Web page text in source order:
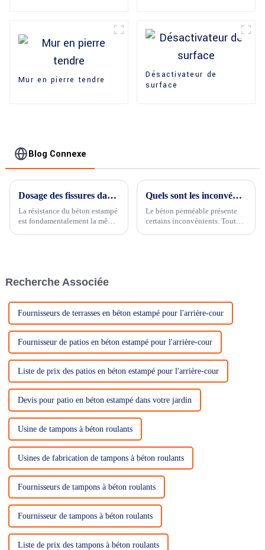
Mur en pierre tendre
Désactivateur de
surface
Blog Connexe
Dosage des fissures dans le béton ?
La résistance du béton estampé
est fondamentalement la même
Quels sont les inconvénients du béton perméable ?
Le béton perméable présente
certains inconvénients. Tout
Recherche Associée
Fournisseurs de terrasses en béton estampé pour l'arrière-cour
Fournisseur de patios en béton estampé pour l'arrière-cour
Liste de prix des patios en béton estampé pour l'arrière-cour
Devis pour patio en béton estampé dans votre jardin
Usine de tampons à béton roulants
Usines de fabrication de tampons à béton roulants
Fournisseurs de tampons à béton roulants
Fournisseur de tampons à béton roulants
Liste de prix des tampons à béton roulants